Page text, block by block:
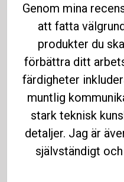
Genom mina
att fatta
produkter du
förbättra ditt
färdigheter
muntlig
stark teknisk
detaljer. Jag är
självständigt